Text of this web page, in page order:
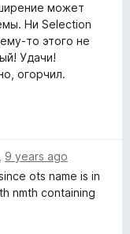
может
Ни Selection
то этого не
Удачи!
огорчил.
9 years ago
ots name is in
nmth containing